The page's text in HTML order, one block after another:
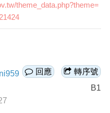
theme_data.php?theme=
B1
回應 轉序號